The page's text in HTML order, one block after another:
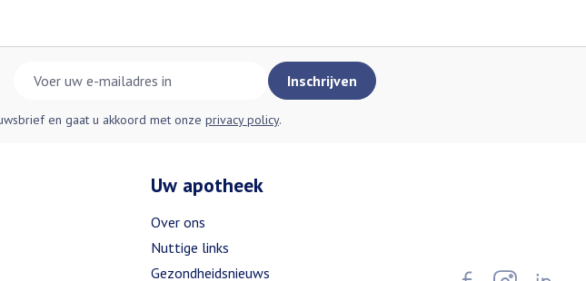
Inschrijven
en gaat u akkoord met onze privacy policy.
Uw apotheek
Over ons
Nuttige links
Gezondheidsnieuws